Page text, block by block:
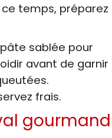
temps, préparez
sablée pour
avant de garnir
frais.
gourmand